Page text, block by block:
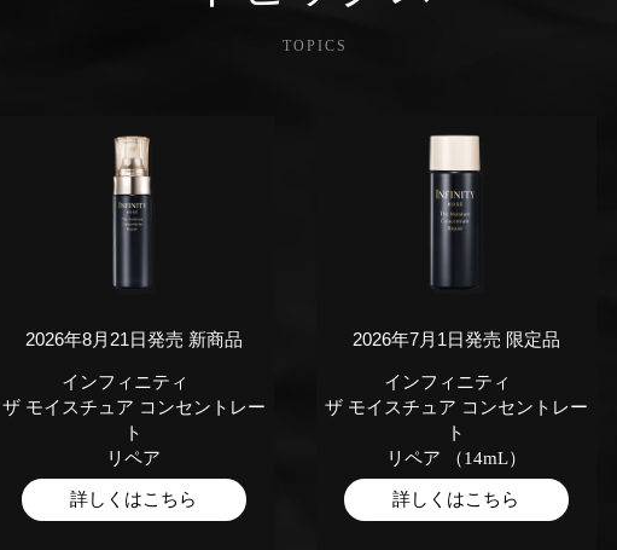
TOPICS
2026年8月21日発売 新商品
インフィニティ
ザ モイスチュア コンセントレー
ト
リペア
詳しくはこちら
2026年7月1日発売 限定品
インフィニティ
ザ モイスチュア コンセントレー
ト
リペア （14mL）
詳しくはこちら